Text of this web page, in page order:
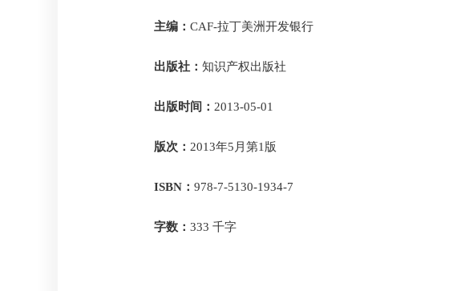
主编： CAF-拉丁美洲开发银行
出版社： 知识产权出版社
出版时间： 2013-05-01
版次： 2013年5月第1版
ISBN： 978-7-5130-1934-7
字数： 333 千字